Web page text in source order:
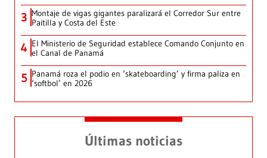
3 Montaje de vigas gigantes paralizará el Corredor Sur entre
Paitilla y Costa del Este
4 El Ministerio de Seguridad establece Comando Conjunto en
el Canal de Panamá
5 Panamá roza el podio en ‘skateboarding’ y firma paliza en
‘softbol’ en 2026
Últimas noticias